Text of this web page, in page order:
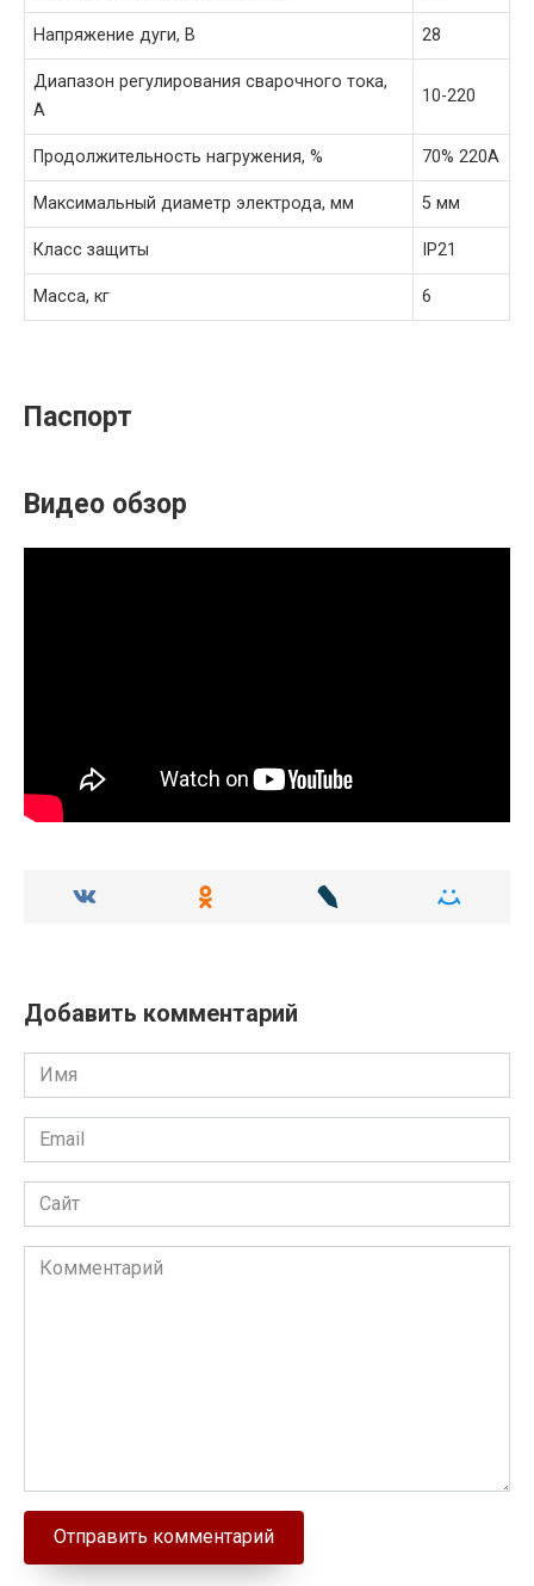
Напряжение дуги, В 28
Диапазон регулирования сварочного тока,
А
10-220
Продолжительность нагружения, % 70% 220A
Максимальный диаметр электрода, мм 5 мм
Класс защиты IP21
Масса, кг 6
Паспорт
Видео обзор
Добавить комментарий
Имя
Email
Сайт
Комментарий